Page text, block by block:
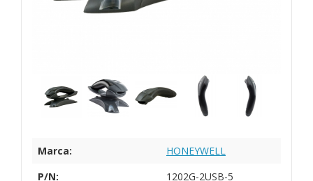
Marca:
HONEYWELL
P/N:
1202G-2USB-5